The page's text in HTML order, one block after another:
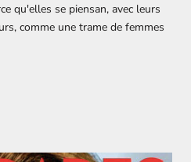
qu'elles se piensan, avec leurs
comme une trame de femmes